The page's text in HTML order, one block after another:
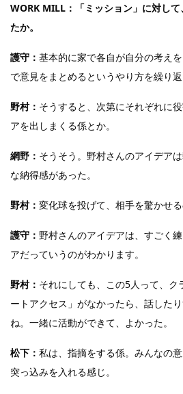
WORK MILL：「ミッション」に対し
たか。
護守： 基本的に家で各自が自分の考え
で意見をまとめるというやり方を繰り返
野村： そうすると、次第にそれぞれに
アを出しまくる係とか。
網野： そうそう。野村さんのアイデア
な納得感があった。
野村： 変化球を投げて、相手を驚かせる
護守： 野村さんのアイデアは、すごく
アだっていうのがわかります。
野村： それにしても、この5人って、ク
ートアクセス」がなかったら、話した
ね。一緒に活動ができて、よかった。
松下： 私は、指摘をする係。みんなの
突っ込みを入れる感じ。